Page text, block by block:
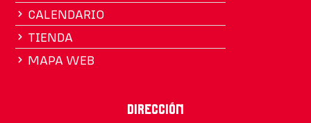
CALENDARIO
TIENDA
MAPA WEB
Dirección